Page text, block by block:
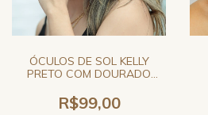
ÓCULOS DE SOL KELLY
PRETO COM DOURADO
JO RAM
R$99,00